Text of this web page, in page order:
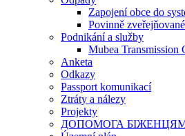
Zapojení obce do
Povinně
Podnikání a služby
Mubea Transmission
Anketa
Odkazy
Passport komunikací
Ztráty a nálezy
Projekty
ДОПОМОГА БІЖЕНЦЯМ